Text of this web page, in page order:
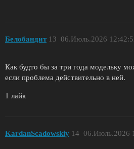
Белобандит 06.Июль.2026
13
Как будто бы за три года модельку
если проблема действительно в ней.
1 лайк
KardanScadowskiy 06.Июль.2026
14